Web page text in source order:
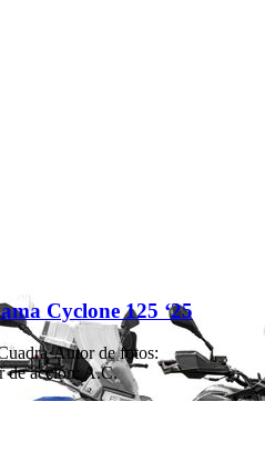
Cyclone 125 ‘25
·Autor de fotos:
de acción: A.C.